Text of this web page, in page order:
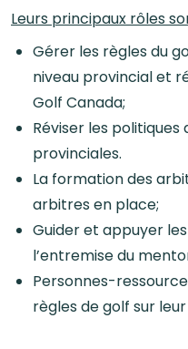
Leurs principaux rôles
Gérer les règles du
niveau provincial et
Golf Canada;
Réviser les
provinciales.
La formation des
arbitres en place;
Guider et appuyer
l’entremise du
Personnes-
règles de golf sur